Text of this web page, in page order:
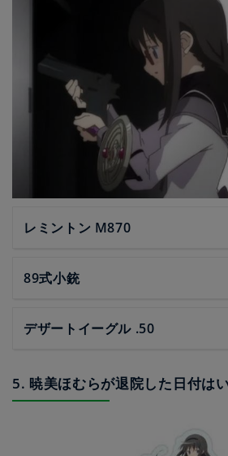
レミントン M870
89式小銃
デザートイーグル .50
5. 暁美ほむらが退院した日付は